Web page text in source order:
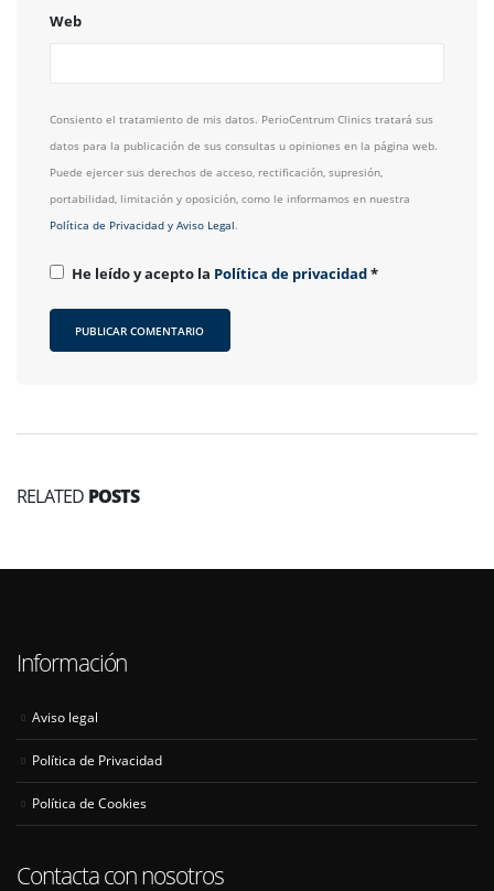
Web
Consiento el tratamiento de mis datos. PerioCentrum Clinics tratará sus
datos para la publicación de sus consultas u opiniones en la página web.
Puede ejercer sus derechos de acceso, rectificación, supresión,
portabilidad, limitación y oposición, como le informamos en nuestra
Política de Privacidad y Aviso Legal.
He leído y acepto la Política de privacidad*
RELATED POSTS
Información
Aviso legal
Política de Privacidad
Política de Cookies
Contacta con nosotros